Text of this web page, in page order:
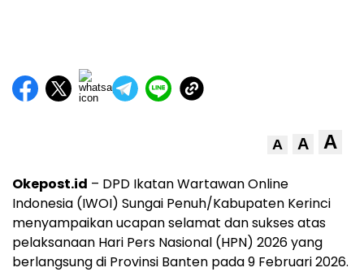
A A A
Okepost.id – DPD Ikatan Wartawan Online
Indonesia (IWOI) Sungai Penuh/Kabupaten Kerinci
menyampaikan ucapan selamat dan sukses atas
pelaksanaan Hari Pers Nasional (HPN) 2026 yang
berlangsung di Provinsi Banten pada 9 Februari 2026.